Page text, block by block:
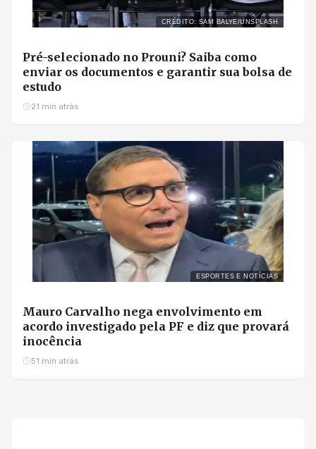
CRÉDITO: SAM BALYE/UNSPLASH
Pré-selecionado no Prouni? Saiba como
enviar os documentos e garantir sua bolsa de
estudo
21 min atrás
ESPORTES E NOTÍCIAS
Mauro Carvalho nega envolvimento em
acordo investigado pela PF e diz que provará
inocência
51 min atrás